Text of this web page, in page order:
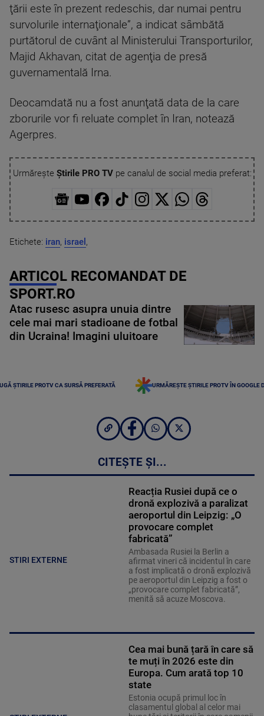
ţării este în prezent redeschis, dar numai pentru
survolurile internaţionale”, a indicat sâmbătă
purtătorul de cuvânt al Ministerului Transporturilor,
Majid Akhavan, citat de agenţia de presă
guvernamentală Irna.
Deocamdată nu a fost anunţată data de la care
zborurile vor fi reluate complet în Iran, notează
Agerpres.
Urmărește Știrile PRO TVpe canalul de social media preferat:
Etichete: iran, israel ,
ARTICOL RECOMANDAT DE
SPORT.RO
Atac rusesc asupra unuia dintre
cele mai mari stadioane de fotbal
din Ucraina! Imagini uluitoare
ȘTIRILE PROTV CA SURSĂ PREFERATĂ URMĂREȘTE ȘTIRILE PROTV ÎN GOOGLE
CITEȘTE ȘI...
STIRI EXTERNE
Reacția Rusiei după ce o
dronă explozivă a paralizat
aeroportul din Leipzig: „O
provocare complet
fabricată”
Ambasada Rusiei la Berlin a
afirmat vineri că incidentul în care
a fost implicată o dronă explozivă
pe aeroportul din Leipzig a fost o
„provocare complet fabricată”,
menită să acuze Moscova.
Cea mai bună țară în care să
te muți în 2026 este din
Europa. Cum arată top 10
state
Estonia ocupă primul loc în
clasamentul global al celor mai